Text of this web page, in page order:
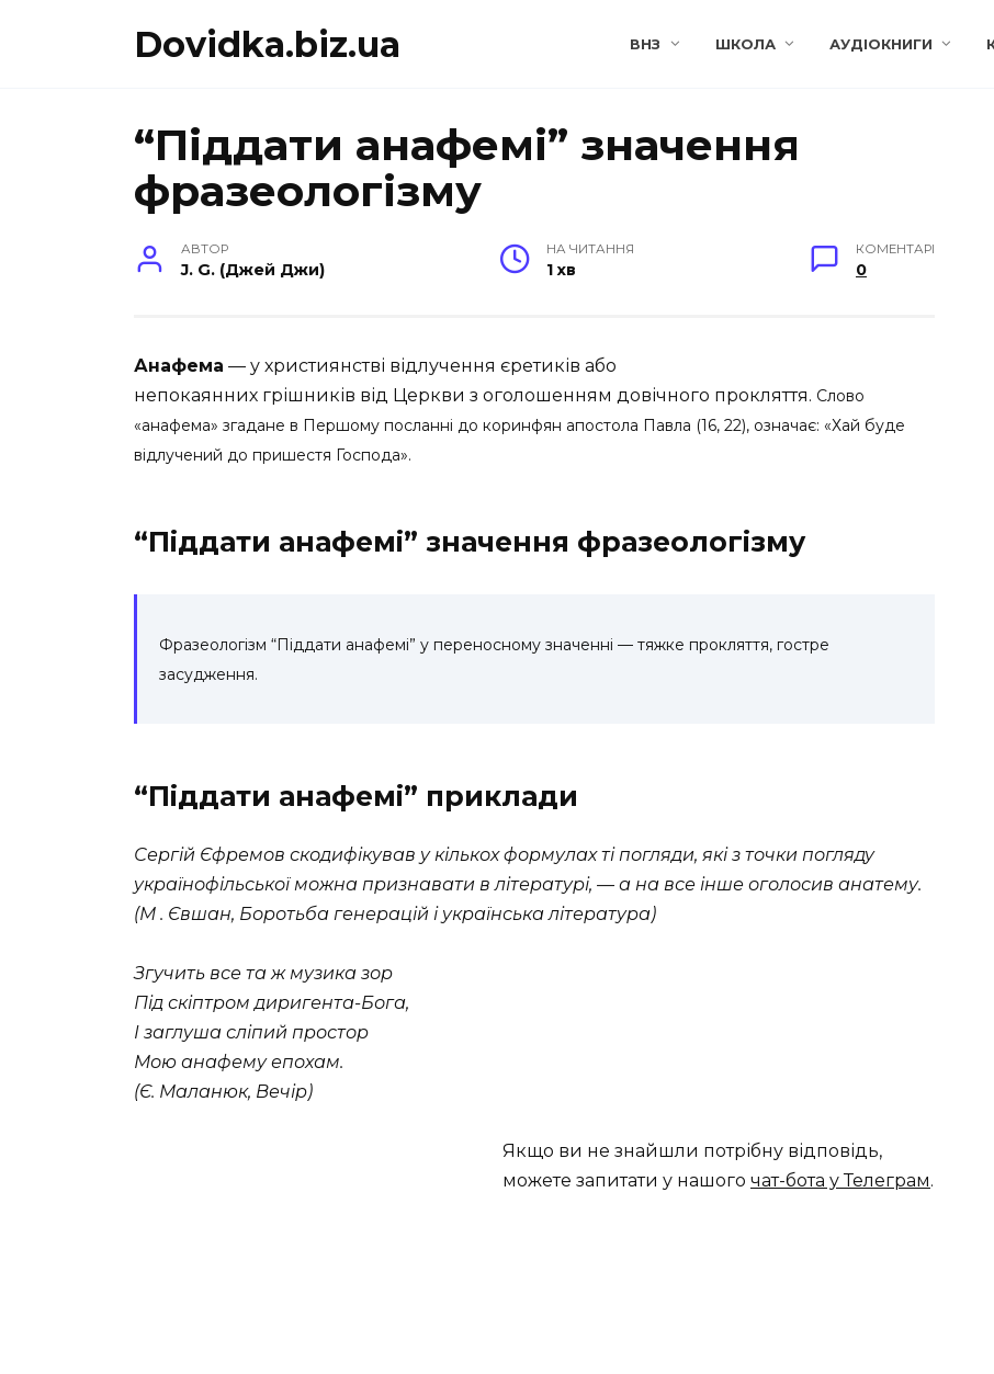
Dovidka.biz.ua ВНЗ ШКОЛА АУДІОКНИГИ
“Піддати анафемі” значення
фразеологізму
АВТОР
J. G. (Джей Джи)
НА ЧИТАННЯ
1 хв
КОМЕНТАРІ
0
Анафема — у християнстві відлучення єретиків або
непокаянних грішників від Церкви з оголошенням довічного прокляття. Слово
«анафема» згадане в Першому посланні до коринфян апостола Павла (16, 22), означає: «Хай буде
відлучений до пришестя Господа».
“Піддати анафемі” значення фразеологізму
Фразеологізм “Піддати анафемі” у переносному значенні — тяжке прокляття, гостре
засудження.
“Піддати анафемі” приклади
Сергій Єфремов скодифікував у кількох формулах ті погляди, які з точки погляду
українофільської можна признавати в літературі, — а на все інше оголосив анатему.
(М . Євшан, Боротьба генерацій і українська література)
Згучить все та ж музика зор
Під скіптром диригента-Бога,
І заглуша сліпий простор
Мою анафему епохам.
(Є. Маланюк, Вечір)
Якщо ви не знайшли потрібну відповідь,
можете запитати у нашого чат-бота у Телеграм.